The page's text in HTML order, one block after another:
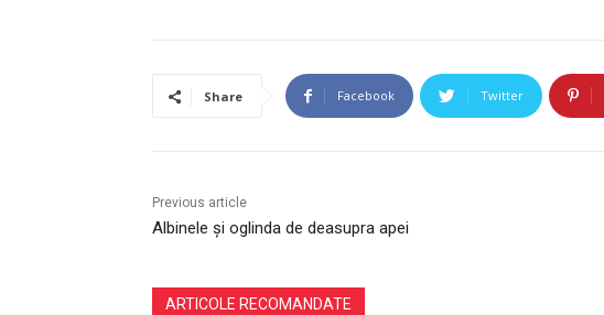
Share Facebook Twitter
Previous article
Albinele și oglinda de deasupra apei
ARTICOLE RECOMANDATE